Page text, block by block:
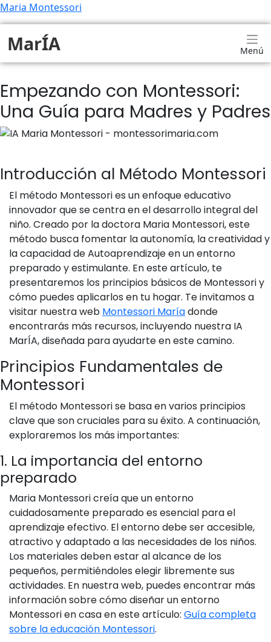
Maria Montessori
MarÍA Menú
Empezando con Montessori:
Una Guía para Madres y Padres
Introducción al Método Montessori
El método Montessori es un enfoque educativo
innovador que se centra en el desarrollo integral del
niño. Creado por la doctora Maria Montessori, este
método busca fomentar la autonomía, la creatividad y
la capacidad de Autoaprendizaje en un entorno
preparado y estimulante. En este artículo, te
presentaremos los principios básicos de Montessori y
cómo puedes aplicarlos en tu hogar. Te invitamos a
visitar nuestra web Montessori Maríadonde
encontrarás más recursos, incluyendo nuestra IA
MarÍA, diseñada para ayudarte en este camino.
Principios Fundamentales de
Montessori
El método Montessori se basa en varios principios
clave que son cruciales para su éxito. A continuación,
exploraremos los más importantes:
1. La importancia del entorno
preparado
Maria Montessori creía que un entorno
cuidadosamente preparado es esencial para el
aprendizaje efectivo. El entorno debe ser accesible,
atractivo y adaptado a las necesidades de los niños.
Los materiales deben estar al alcance de los
pequeños, permitiéndoles elegir libremente sus
actividades. En nuestra web, puedes encontrar más
información sobre cómo diseñar un entorno
Montessori en casa en este artículo: Guía completa
sobre la educación Montessori.